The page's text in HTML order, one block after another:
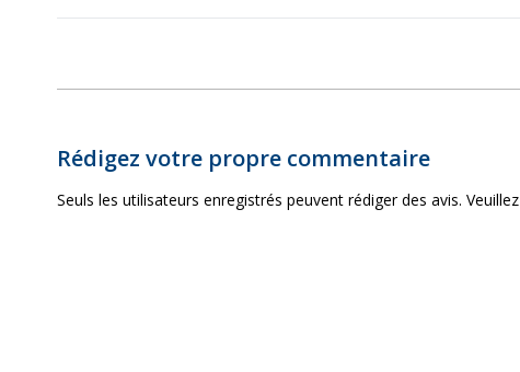
Rédigez votre propre commentaire
Seuls les utilisateurs enregistrés peuvent rédiger des avis. Veuillez